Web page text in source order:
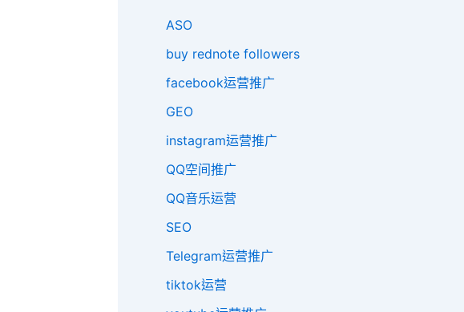
ASO
buy rednote followers
facebook运营推广
GEO
instagram运营推广
QQ空间推广
QQ音乐运营
SEO
Telegram运营推广
tiktok运营